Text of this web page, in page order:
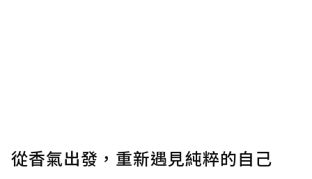
從香氣出發，重新遇見純粹的自己